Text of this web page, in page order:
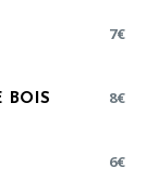
7€
BOIS 8€
6€